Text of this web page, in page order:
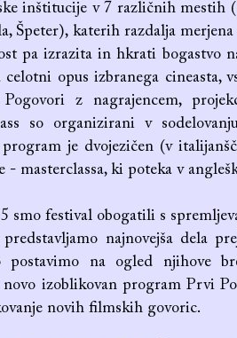
inštitucije v 7 različnih mestih
Špeter), katerih razdalja
pa izrazita in hkrati bogastvo
celotni opus izbranega cineasta,
z nagrajencem,
so organizirani v
je dvojezičen (v
- masterclassa, ki poteka v
smo festival obogatili s
predstavljamo najnovejša dela
postavimo na ogled njihove
novo izoblikovan program Prvi
novih filmskih govoric.